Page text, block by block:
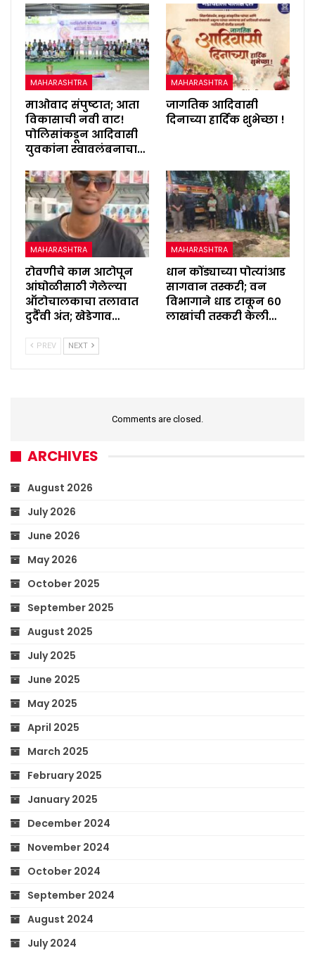
MAHARASHTRA
माओवाद संपुष्टात; आता
विकासाची नवी वाट!
पोलिसांकडून आदिवासी
युवकांना स्वावलंबनाचा…
MAHARASHTRA
जागतिक आदिवासी
दिनाच्या हार्दिक शुभेच्छा !
MAHARASHTRA
रोवणीचे काम आटोपून
आंघोळीसाठी गेलेल्या
ऑटोचालकाचा तलावात
दुर्दैवी अंत; खेडेगाव…
MAHARASHTRA
धान कोंड्याच्या पोत्यांआड
सागवान तस्करी; वन
विभागाने धाड टाकून ६०
लाखांची तस्करी केली…
PREV NEXT
Comments are closed.
ARCHIVES
August 2026
July 2026
June 2026
May 2026
October 2025
September 2025
August 2025
July 2025
June 2025
May 2025
April 2025
March 2025
February 2025
January 2025
December 2024
November 2024
October 2024
September 2024
August 2024
July 2024